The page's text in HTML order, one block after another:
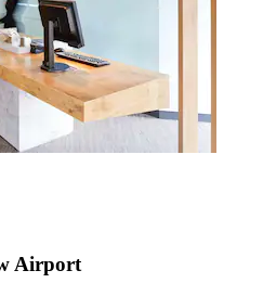
Airport